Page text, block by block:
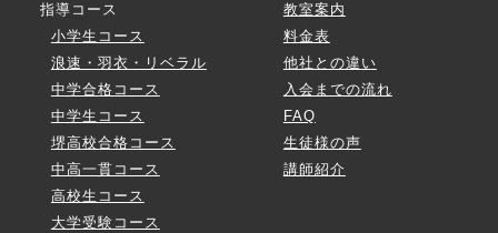
指導コース
小学生コース
浪速・羽衣・リベラル
中学合格コース
中学生コース
堺高校合格コース
中高一貫コース
高校生コース
大学受験コース
教室案内
料金表
他社との違い
入会までの流れ
FAQ
生徒様の声
講師紹介